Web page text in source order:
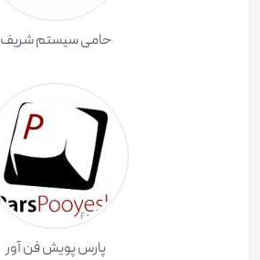
حامی سیستم شریف
پارس پویش فن آور